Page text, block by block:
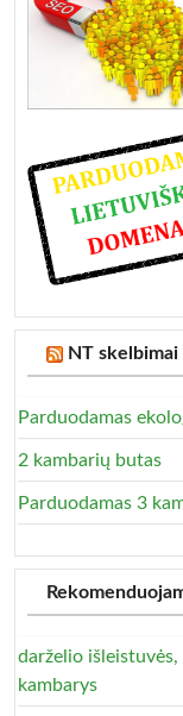
NT skelbimai
Parduodamas
2 kambarių butas
Parduodamas 3
darželio
kambarys